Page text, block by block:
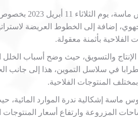
خلال الندوة
إضافة إلى الخطوط العريضة
الفلاحية بأثمنة معقولة.
والتسويق، حيث وضح أسباب
في سلاسل التموين، هذا إلى جانب
المنتوجات الفلاحية.
المزروعة وارتفاع أسعار